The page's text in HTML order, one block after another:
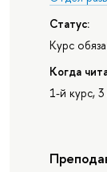
Статус:
Курс
Когда
1-й курс,